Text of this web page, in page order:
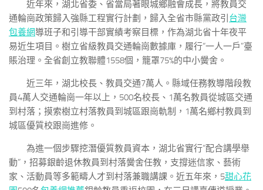
近年來，湖北省委、省當局著眼城鄉融會成長，將教員交
通輪崗政策歸入強縣工程實行計劃，歸入全省市縣黨政引 台灣
包養網導班子和引導干部實績考察目標，作為湖北省十年夜平
易近生項目。樹立省級教員交通輪崗數據庫，履行“一人一戶”臺
賬治理。全省創立教聯體1558個，籠罩75%的中小黌舍。
近三年，湖北校長、教員交通7萬人。縣域任務教導階段教
員4萬人交通輪崗一年以上，500名校長、1萬名教員從城區交通
到村落；摸索樹立村落教員到城區跟崗軌制，1萬名鄉村教員到
城區優質校跟崗進修。
為進一個步驟挖潛優質教員資本，湖北省實行“配合講學舉
動”，招募銀齡退休教員到村落黌舍任教，支撐迷信家、藝術
家、活動員等多範疇人才到村落兼職講課。近五年來，5甜心花